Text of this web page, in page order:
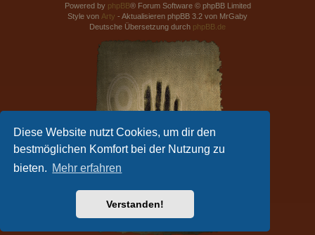
Diese Website nutzt Cookies, um dir den
bestmöglichen Komfort bei der Nutzung zu
bieten. Mehr erfahren
Verstanden!
Powered by phpBB® Forum Software © phpBB Limited
Style von Arty - Aktualisieren phpBB 3.2 von MrGaby
Deutsche Übersetzung durch phpBB.de